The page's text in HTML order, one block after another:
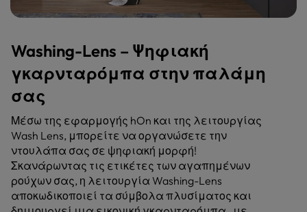
Washing-Lens – Ψηφιακή
γκαρνταρόμπα στην παλάμη
σας
Μέσω της εφαρμογής hOn και της λειτουργίας
Wash Lens, μπορείτε να οργανώσετε την
ντουλάπα σας σε ψηφιακή μορφή!
Σκανάρωντας τις ετικέτες των αγαπημένων
ρούχων σας, η λειτουργία Washing-Lens
αποκωδικοποιεί τα σύμβολα πλυσίματος και